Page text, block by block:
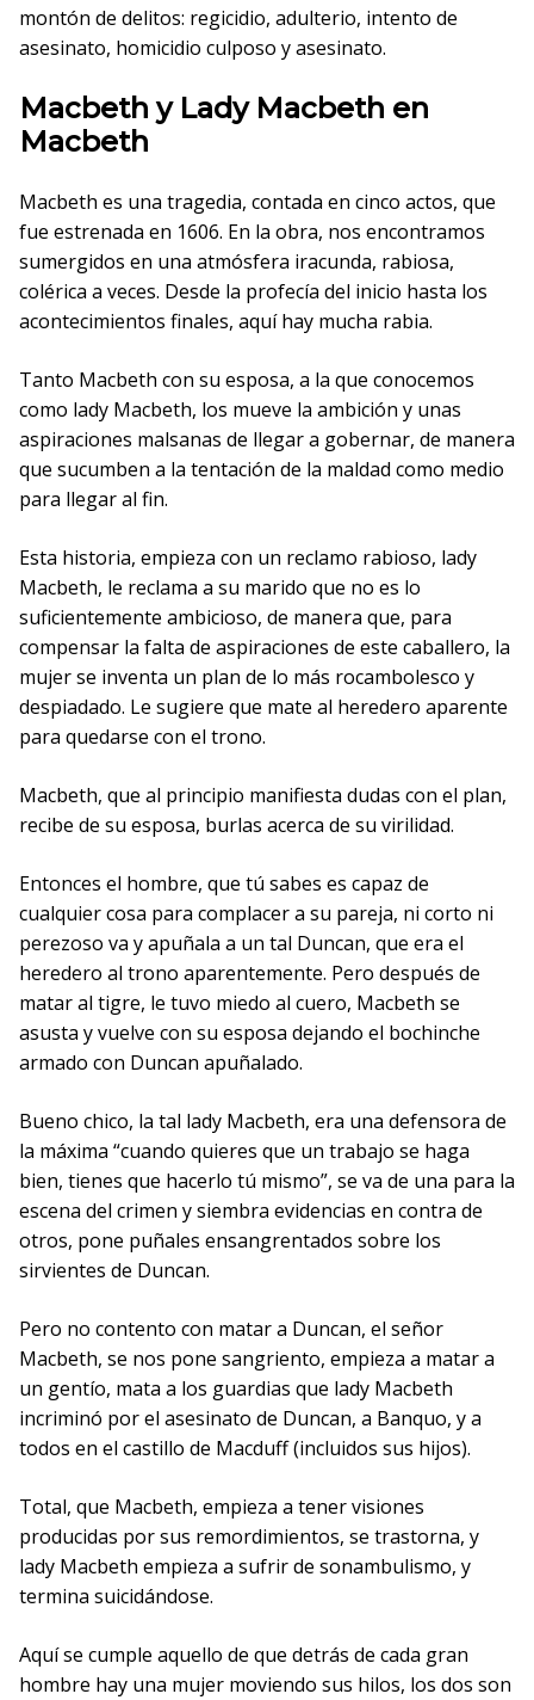
montón de delitos: regicidio, adulterio, intento de
asesinato, homicidio culposo y asesinato.
Macbeth y Lady Macbeth en
Macbeth
Macbeth es una tragedia, contada en cinco actos, que
fue estrenada en 1606. En la obra, nos encontramos
sumergidos en una atmósfera iracunda, rabiosa,
colérica a veces. Desde la profecía del inicio hasta los
acontecimientos finales, aquí hay mucha rabia.
Tanto Macbeth con su esposa, a la que conocemos
como lady Macbeth, los mueve la ambición y unas
aspiraciones malsanas de llegar a gobernar, de manera
que sucumben a la tentación de la maldad como medio
para llegar al fin.
Esta historia, empieza con un reclamo rabioso, lady
Macbeth, le reclama a su marido que no es lo
suficientemente ambicioso, de manera que, para
compensar la falta de aspiraciones de este caballero, la
mujer se inventa un plan de lo más rocambolesco y
despiadado. Le sugiere que mate al heredero aparente
para quedarse con el trono.
Macbeth, que al principio manifiesta dudas con el plan,
recibe de su esposa, burlas acerca de su virilidad.
Entonces el hombre, que tú sabes es capaz de
cualquier cosa para complacer a su pareja, ni corto ni
perezoso va y apuñala a un tal Duncan, que era el
heredero al trono aparentemente. Pero después de
matar al tigre, le tuvo miedo al cuero, Macbeth se
asusta y vuelve con su esposa dejando el bochinche
armado con Duncan apuñalado.
Bueno chico, la tal lady Macbeth, era una defensora de
la máxima “cuando quieres que un trabajo se haga
bien, tienes que hacerlo tú mismo”, se va de una para la
escena del crimen y siembra evidencias en contra de
otros, pone puñales ensangrentados sobre los
sirvientes de Duncan.
Pero no contento con matar a Duncan, el señor
Macbeth, se nos pone sangriento, empieza a matar a
un gentío, mata a los guardias que lady Macbeth
incriminó por el asesinato de Duncan, a Banquo, y a
todos en el castillo de Macduff (incluidos sus hijos).
Total, que Macbeth, empieza a tener visiones
producidas por sus remordimientos, se trastorna, y
lady Macbeth empieza a sufrir de sonambulismo, y
termina suicidándose.
Aquí se cumple aquello de que detrás de cada gran
hombre hay una mujer moviendo sus hilos, los dos son